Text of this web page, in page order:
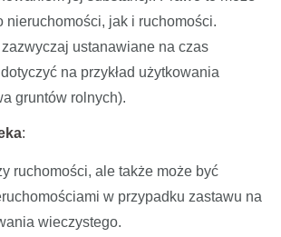
nieruchomości, jak i ruchomości.
ustanawiane na czas
na przykład użytkowania
gruntów rolnych).
:
ruchomości, ale także może być
w przypadku zastawu na
wieczystego.